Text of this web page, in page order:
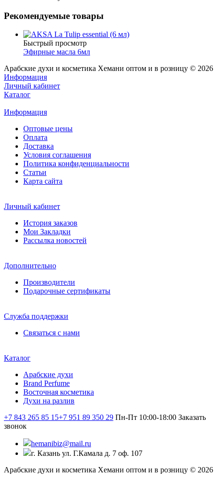
Рекомендуемые товары
Быстрый просмотр
Эфирные масла 6мл
Арабские духи и косметика Хемани оптом и в розницу © 2026
Информация
Личный кабинет
Каталог
Информация
Оптовые цены
Оплата
Доставка
Условия соглашения
Политика конфиденциальности
Статьи
Карта сайта
Личный кабинет
История заказов
Мои Закладки
Рассылка новостей
Дополнительно
Производители
Подарочные сертификаты
Служба поддержки
Связаться с нами
Каталог
Арабские духи
Brand Perfume
Восточная косметика
Духи на разлив
+7 843 265 85 15+7 951 89 350 29 Пн-Пт 10:00-18:00 Заказать
звонок
hemanibiz@mail.ru
г. Казань ул. Г.Камала д. 7 оф. 107
Арабские духи и косметика Хемани оптом и в розницу © 2026